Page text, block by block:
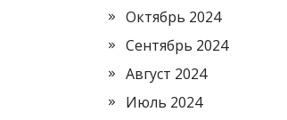
Октябрь 2024
Сентябрь 2024
Август 2024
Июль 2024